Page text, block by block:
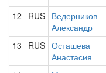
12 RUS Ведерников
Александр
13 RUS Осташева
Анастасия